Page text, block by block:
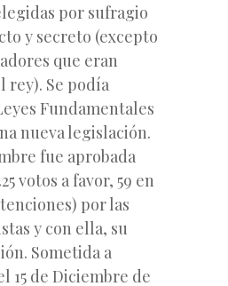
por sufragio
y secreto (excepto
que eran
rey). Se podía
Fundamentales
nueva legislación.
fue aprobada
votos a favor, 59 en
por las
y con ella, su
Sometida a
15 de Diciembre de